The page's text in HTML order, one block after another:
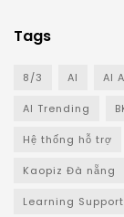
Tags
8/3 AI AI
AI Trending
Hệ thống hỗ trợ
Kaopiz Đà nẵng
Learning